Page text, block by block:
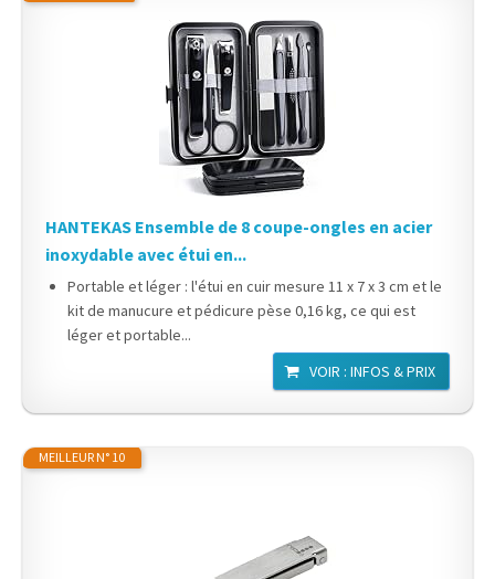
HANTEKAS Ensemble de 8 coupe-ongles en acier
inoxydable avec étui en...
Portable et léger : l'étui en cuir mesure 11 x 7 x 3 cm et le
kit de manucure et pédicure pèse 0,16 kg, ce qui est
léger et portable...
VOIR : INFOS & PRIX
MEILLEUR N° 10